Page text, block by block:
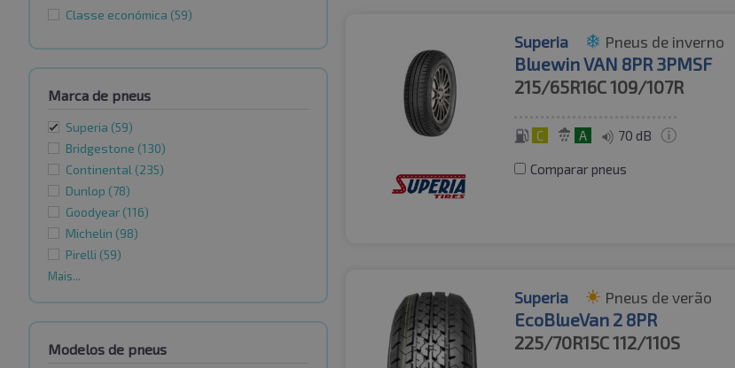
Classe económica (59)
Marca de pneus
Superia (59)
Bridgestone (130)
Continental (235)
Dunlop (78)
Goodyear (116)
Michelin (98)
Pirelli (59)
Mais...
Modelos de pneus
Superia Pneus de inverno
Bluewin VAN 8PR 3PMSF
215/65R16C109/107R
C A 70 dB
Comparar pneus
Superia Pneus de verão
EcoBlueVan 2 8PR
225/70R15C112/110S